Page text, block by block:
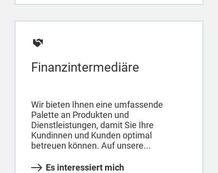
Finanzintermediäre
Wir bieten Ihnen eine umfassende
Palette an Produkten und
Dienstleistungen, damit Sie Ihre
Kundinnen und Kunden optimal
betreuen können. Auf unsere...
Es interessiert mich